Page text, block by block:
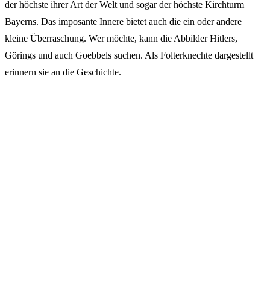
der höchste ihrer Art der Welt und sogar der höchste Kirchturm
Bayerns. Das imposante Innere bietet auch die ein oder andere
kleine Überraschung. Wer möchte, kann die Abbilder Hitlers,
Görings und auch Goebbels suchen. Als Folterknechte dargestellt
erinnern sie an die Geschichte.